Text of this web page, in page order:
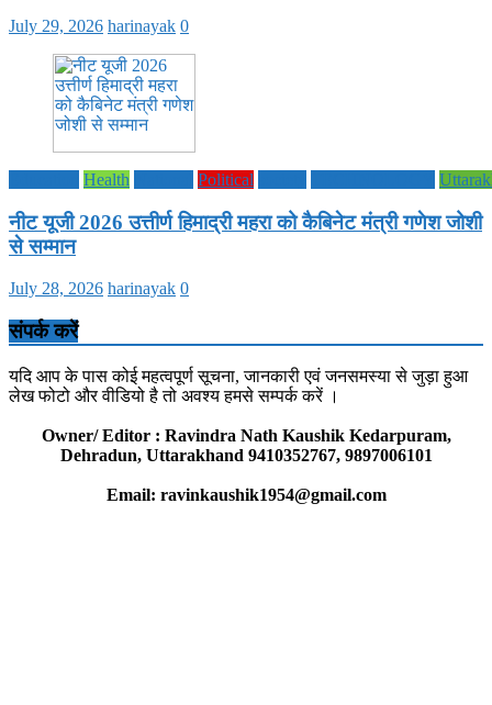
July 29, 2026 harinayak 0
Health Political
नीट यूजी 2026 उत्तीर्ण हिमाद्री महरा को कैबिनेट मंत्री गणेश जोशी
से सम्मान
July 28, 2026 harinayak 0
संपर्क करें
यदि आप के पास कोई महत्वपूर्ण सूचना, जानकारी एवं जनसमस्या से जुड़ा हुआ
लेख फोटो और वीडियो है तो अवश्य हमसे सम्पर्क करें ।
Owner/ Editor : Ravindra Nath Kaushik Kedarpuram,
Dehradun, Uttarakhand 9410352767, 9897006101
Email: ravinkaushik1954@gmail.com